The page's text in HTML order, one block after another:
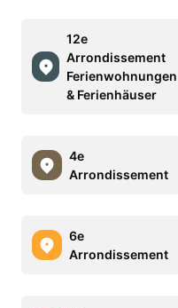
12e
Arrondissement
Ferienwohnungen
& Ferienhäuser
4e
Arrondissement
6e
Arrondissement